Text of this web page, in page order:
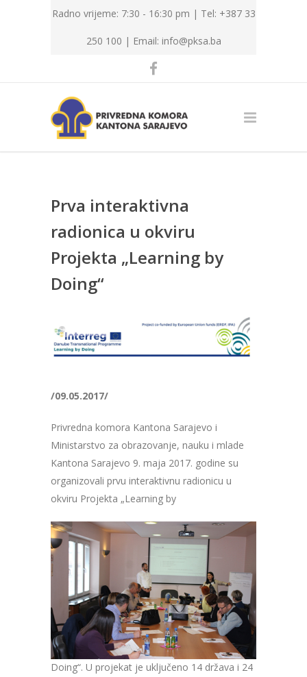
Radno vrijeme: 7:30 - 16:30 pm | Tel: +387 33
250 100 | Email: info@pksa.ba
Prva interaktivna
radionica u okviru
Projekta „Learning by
Doing“
/09.05.2017/
Privredna komora Kantona Sarajevo i
Ministarstvo za obrazovanje, nauku i mlade
Kantona Sarajevo 9. maja 2017. godine su
organizovali prvu interaktivnu radionicu u
okviru Projekta „Learning by
Doing“. U projekat je uključeno 14 država i 24